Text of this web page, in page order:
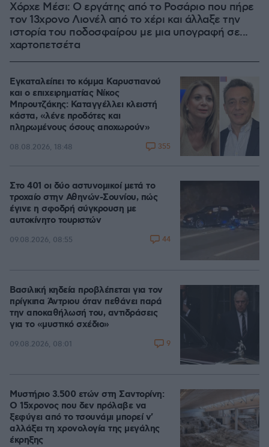
Χόρχε Μέσι: Ο εργάτης από το Ροσάριο που πήρε
τον 13χρονο Λιονέλ από το χέρι και άλλαξε την
ιστορία του ποδοσφαίρου με μια υπογραφή σε...
χαρτοπετσέτα
Εγκαταλείπει το κόμμα Καρυστιανού
και ο επιχειρηματίας Νίκος
Μπρουτζάκης: Καταγγέλλει κλειστή
κάστα, «λένε προδότες και
πληρωμένους όσους αποχωρούν»
08.08.2026, 18:48 355
Στο 401 οι δύο αστυνομικοί μετά το
τροχαίο στην Αθηνών-Σουνίου, πώς
έγινε η σφοδρή σύγκρουση με
αυτοκίνητο τουριστών
09.08.2026, 08:55 44
Βασιλική κηδεία προβλέπεται για τον
πρίγκιπα Άντριου όταν πεθάνει παρά
την αποκαθήλωσή του, αντιδράσεις
για το «μυστικό σχέδιο»
09.08.2026, 08:01 9
Μυστήριο 3.500 ετών στη Σαντορίνη:
Ο 15χρονος που δεν πρόλαβε να
ξεφύγει από το τσουνάμι μπορεί ν'
αλλάξει τη χρονολογία της μεγάλης
έκρηξης